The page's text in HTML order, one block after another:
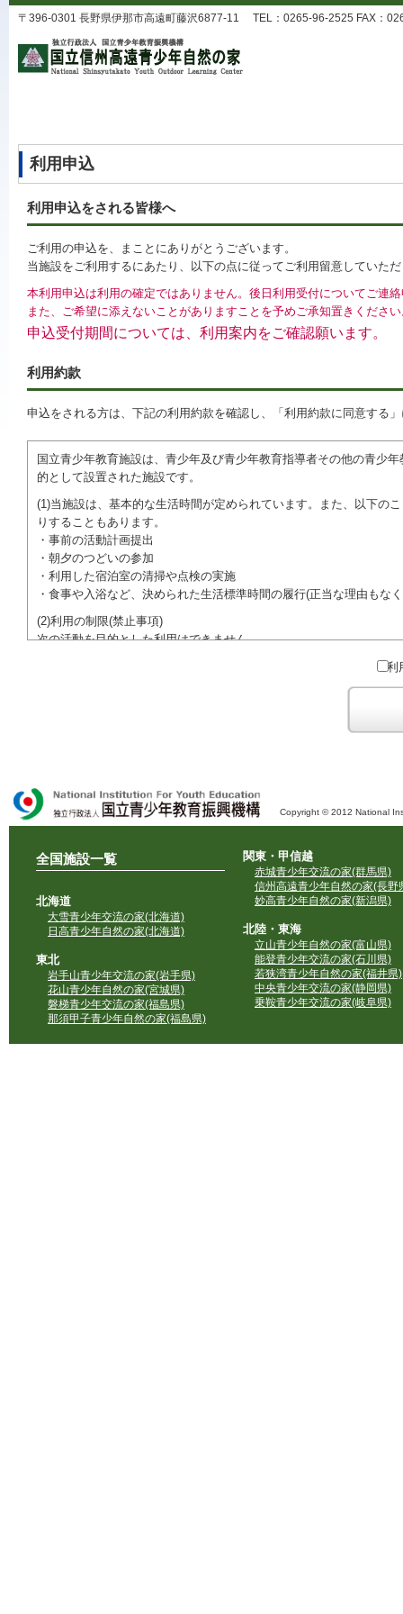
〒396-0301 長野県伊那市高遠町藤沢6877-11 TEL：0265-96-2525 FAX：
利用申込
利用申込をされる皆様へ
ご利用の申込を、まことにありがとうございます。
当施設をご利用するにあたり、以下の点に従ってご利用留意していた
本利用申込は利用の確定ではありません。後日利用受付についてご連
また、ご希望に添えないことがありますことを予めご承知置きくださ
申込受付期間については、利用案内をご確認願います。
利用約款
申込をされる方は、下記の利用約款を確認し、「利用約款に同意する
国立青少年教育施設は、青少年及び青少年教育指導者その他の青少
的として設置された施設です。
(1)当施設は、基本的な生活時間が定められています。また、以下の
りすることもあります。
・事前の活動計画提出
・朝夕のつどいの参加
・利用した宿泊室の清掃や点検の実施
・食事や入浴など、決められた生活標準時間の履行(正当な理由も
(2)利用の制限(禁止事項)
次の活動を目的とした利用はできません。
●特定の政党を支持、またはこれに反対するための政治教育その他の
●特定の宗教を支持、またはこれに反対するための宗教教育その他
域での勧誘活動を行ったり、自らの団体の活動をアピールする活動等)
利
Copyright © 2012 National
全国施設一覧
北海道
大雪青少年交流の家(北海道)
日高青少年自然の家(北海道)
東北
岩手山青少年交流の家(岩手県)
花山青少年自然の家(宮城県)
磐梯青少年交流の家(福島県)
那須甲子青少年自然の家(福島県)
関東・甲信越
赤城青少年交流の家(群馬県)
信州高遠青少年自然の家(長野
妙高青少年自然の家(新潟県)
北陸・東海
立山青少年自然の家(富山県)
能登青少年交流の家(石川県)
若狭湾青少年自然の家(福井県)
中央青少年交流の家(静岡県)
乗鞍青少年交流の家(岐阜県)